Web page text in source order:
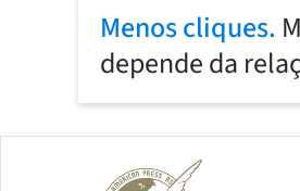
Menos cliques.
depende da